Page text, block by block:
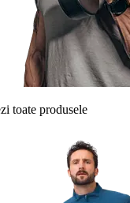
toate produsele